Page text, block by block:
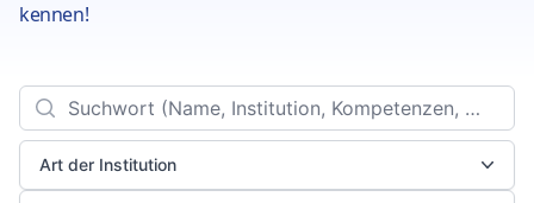
kennen!
FiltersSearch
Art der Institution